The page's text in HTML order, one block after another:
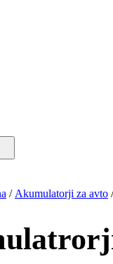
/ Akumulatorji za avto